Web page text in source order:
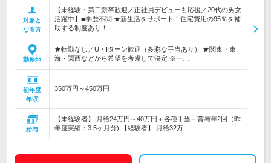
対象と
なる方
【未経験・第二新卒歓迎／正社員デビューも応援／20代の男女
活躍中】■学歴不問 ★新生活をサポート！住宅費用の95％を補
助する制度あり！
勤務地
★転勤なし／U・Iターン歓迎（多彩な手当あり） ★関東・東
海・関西などから希望を考慮して決定 ※一…
初年度
年収
350万円～450万円
給与
【未経験者】 月給24万円～40万円＋各種手当＋賞与年2回（昨
年度実績：3.5ヶ月分) 【経験者】 月給32万…